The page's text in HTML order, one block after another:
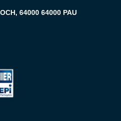
64000 64000 PAU